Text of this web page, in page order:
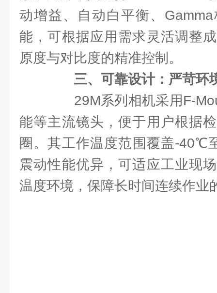
动增益、自动白平衡、
能，可根据应用需求灵活调整
原度与对比度的精准控制。
三、可靠设计：严苛环
29M系列相机采用F-
能等主流镜头，便于用户根据
圈。其工作温度范围覆盖-40℃
震动性能优异，可适应工业现
温度环境，保障长时间连续作业